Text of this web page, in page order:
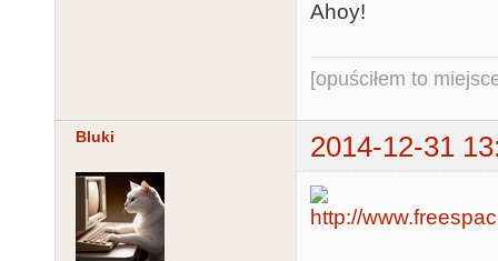
Ahoy!
[opuściłem to
Bluki 2014-12-31